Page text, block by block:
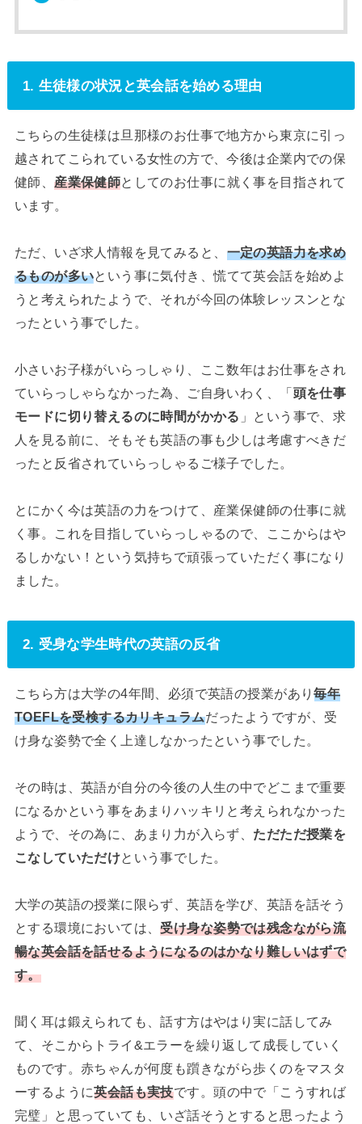
1. 生徒様の状況と英会話を始める理由
こちらの生徒様は旦那様のお仕事で地方から東京に引っ
越されてこられている女性の方で、今後は企業内での保
健師、産業保健師としてのお仕事に就く事を目指されて
います。
ただ、いざ求人情報を見てみると、 一定の英語力を求め
るものが多いという事に気付き、慌てて英会話を始めよ
うと考えられたようで、それが今回の体験レッスンとな
ったという事でした。
小さいお子様がいらっしゃり、ここ数年はお仕事をされ
ていらっしゃらなかった為、ご自身いわく、「頭を仕事
モードに切り替えるのに時間がかかる 」という事で、求
人を見る前に、そもそも英語の事も少しは考慮すべきだ
ったと反省されていらっしゃるご様子でした。
とにかく今は英語の力をつけて、産業保健師の仕事に就
く事。これを目指していらっしゃるので、ここからはや
るしかない！という気持ちで頑張っていただく事になり
ました。
2. 受身な学生時代の英語の反省
こちら方は大学の4年間、必須で英語の授業があり毎年
TOEFLを受検するカリキュラムだったようですが、受
け身な姿勢で全く上達しなかったという事でした。
その時は、英語が自分の今後の人生の中でどこまで重要
になるかという事をあまりハッキリと考えられなかった
ようで、その為に、あまり力が入らず、 ただただ授業を
こなしていただけという事でした。
大学の英語の授業に限らず、英語を学び、英語を話そう
とする環境においては、受け身な姿勢では残念ながら流
暢な英会話を話せるようになるのはかなり難しいはずで
す。
聞く耳は鍛えられても、話す方はやはり実に話してみ
て、そこからトライ&エラーを繰り返して成長していく
ものです。赤ちゃんが何度も躓きながら歩くのをマスタ
ーするように英会話も実技です。頭の中で「こうすれば
完璧」と思っていても、いざ話そうとすると思ったよう